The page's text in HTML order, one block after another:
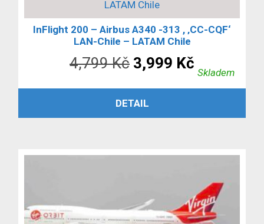
LATAM Chile
InFlight 200 – Airbus A340 -313 , ‚CC-CQF‘
LAN-Chile – LATAM Chile
4,799Kč Původní
cena
byla:
3,999 Kč
cena
Skladem
PŘIDAT DO KOŠÍKU
DETAIL